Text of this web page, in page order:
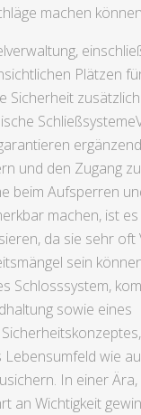
machen
Plätzen
Sicherheit
und den Zugang
beim Aufsperren
machen, ist
da sie sehr oft
sein
Schlosssystem,
sowie eines
Lebensumfeld wie
In einer
an Wichtigkeit